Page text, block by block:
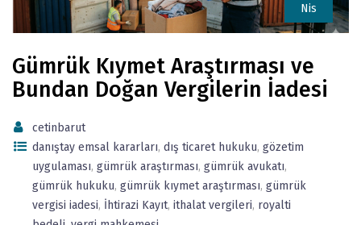
Nis
Gümrük Kıymet Araştırması ve
Bundan Doğan Vergilerin İadesi
cetinbarut
danıştay emsal kararları, dış ticaret hukuku, gözetim
uygulaması, gümrük araştırması, gümrük avukatı,
gümrük hukuku, gümrük kıymet araştırması, gümrük
vergisi iadesi, İhtirazi Kayıt, ithalat vergileri, royalti